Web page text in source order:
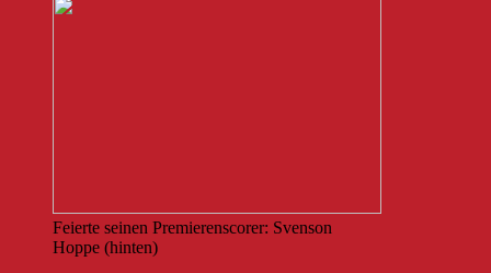
Feierte seinen Premierenscorer: Svenson
Hoppe (hinten)